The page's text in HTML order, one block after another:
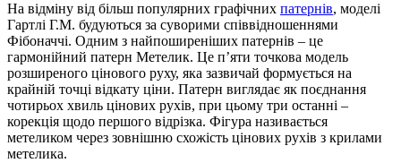
На відміну від більш популярних графічних патернів, моделі
Гартлі Г.М. будуються за суворими співвідношеннями
Фібоначчі. Одним з найпоширеніших патернів – це
гармонійний патерн Метелик. Це п’яти точкова модель
розширеного цінового руху, яка зазвичай формується на
крайній точці відкату ціни. Патерн виглядає як поєднання
чотирьох хвиль цінових рухів, при цьому три останні –
корекція щодо першого відрізка. Фігура називається
метеликом через зовнішню схожість цінових рухів з крилами
метелика.